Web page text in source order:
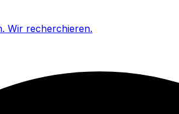
. Wir recherchieren.